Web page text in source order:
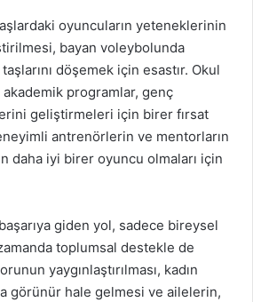
oyuncuların yeteneklerinin
bayan voleybolunda
döşemek için esastır. Okul
akademik programlar, genç
geliştirmeleri için birer fırsat
antrenörlerin ve mentorların
daha iyi birer oyuncu olmaları için
giden yol, sadece bireysel
toplumsal destekle de
yaygınlaştırılması, kadın
görünür hale gelmesi ve ailelerin,